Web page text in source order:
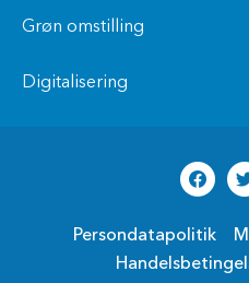
Grøn omstilling
Digitalisering
Persondatapolitik